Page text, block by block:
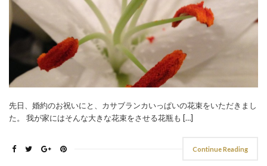
先日、婚約のお祝いにと、カサブランカいっぱいの花束をいただきまし
た。 我が家にはそんな大きな花束をさせる花瓶も […]
Continue Reading